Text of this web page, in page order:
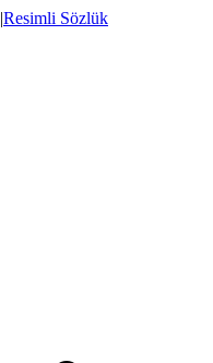
|Resimli Sözlük